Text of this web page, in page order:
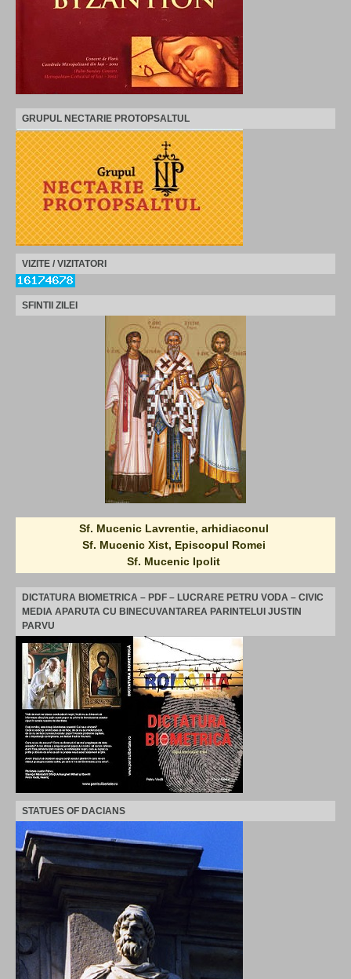
GRUPUL NECTARIE PROTOPSALTUL
VIZITE / VIZITATORI
SFINTII ZILEI
Sf. Mucenic Lavrentie, arhidiaconul
Sf. Mucenic Xist, Episcopul Romei
Sf. Mucenic Ipolit
DICTATURA BIOMETRICA – PDF – LUCRARE PETRU VODA – CIVIC
MEDIA APARUTA CU BINECUVANTAREA PARINTELUI JUSTIN
PARVU
STATUES OF DACIANS